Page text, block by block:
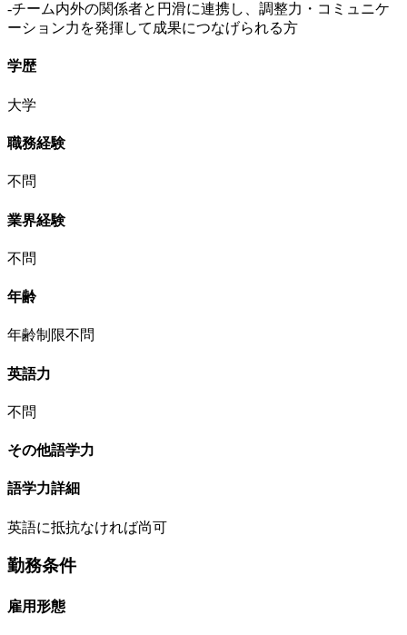
-チーム内外の関係者と円滑に連携し、調整力・コミュニケ
ーション力を発揮して成果につなげられる方
学歴
大学
職務経験
不問
業界経験
不問
年齢
年齢制限不問
英語力
不問
その他語学力
語学力詳細
英語に抵抗なければ尚可
勤務条件
雇用形態